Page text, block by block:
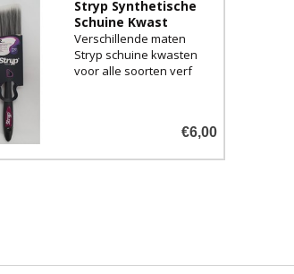
Stryp Synthetische
Schuine Kwast
Verschillende maten
Stryp schuine kwasten
voor alle soorten verf
€6,00